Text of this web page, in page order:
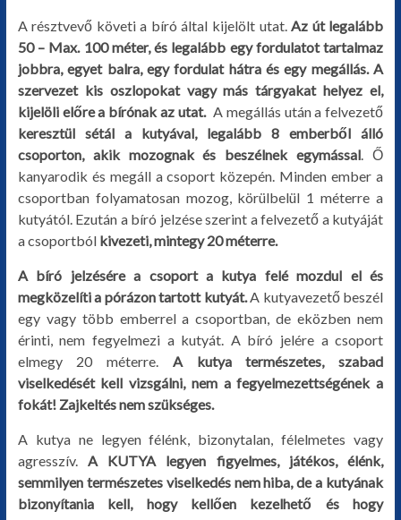
A résztvevő követi a bíró által kijelölt utat.Az út legalább
50 – Max. 100 méter, és legalább egy fordulatot tartalmaz
jobbra, egyet balra, egy fordulat hátra és egy megállás. A
szervezet kis oszlopokat vagy más tárgyakat helyez el,
kijelöli előre a bírónak az utat. A megállás után a felvezető
keresztül sétál a kutyával, legalább 8 emberből álló
csoporton, akik mozognak és beszélnek egymással. Ő
kanyarodik és megáll a csoport közepén. Minden ember a
csoportban folyamatosan mozog, körülbelül 1 méterre a
kutyától. Ezután a bíró jelzése szerint a felvezető a kutyáját
a csoportból kivezeti, mintegy 20 méterre.
A bíró jelzésére a csoport a kutya felé mozdul el és
megközelíti a pórázon tartott kutyát.A kutyavezető beszél
egy vagy több emberrel a csoportban, de eközben nem
érinti, nem fegyelmezi a kutyát. A bíró jelére a csoport
elmegy 20 méterre. A kutya természetes, szabad
viselkedését kell vizsgálni, nem a fegyelmezettségének a
fokát! Zajkeltés nem szükséges.
A kutya ne legyen félénk, bizonytalan, félelmetes vagy
agresszív. A KUTYA legyen figyelmes, játékos, élénk,
semmilyen természetes viselkedés nem hiba, de a kutyának
bizonyítania kell, hogy kellően kezelhető és hogy